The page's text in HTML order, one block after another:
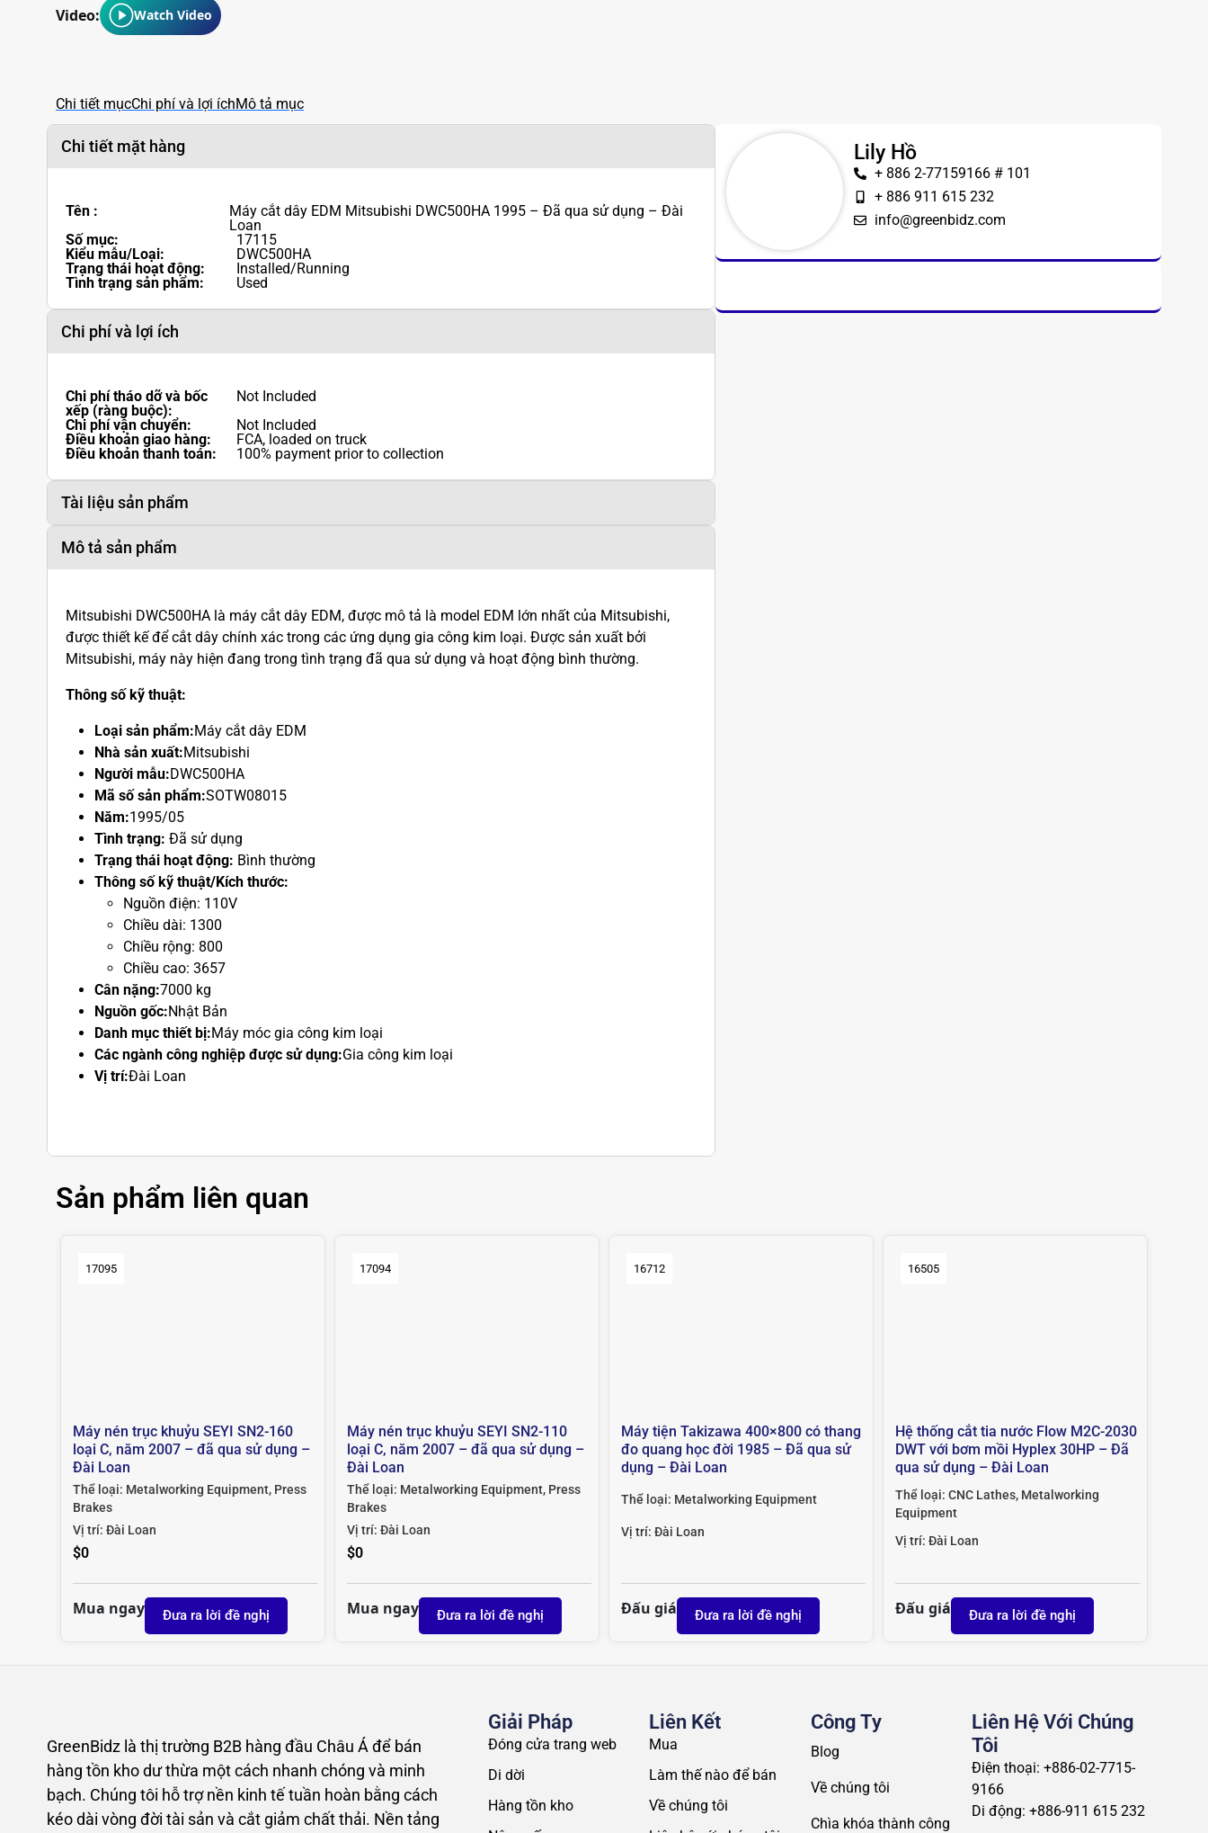
Video:
Watch Video
Chi tiết mụcChi phí và lợi íchMô tả mục
Chi tiết mặt hàng
Tên :
Máy cắt dây EDM Mitsubishi DWC500HA 1995 – Đã qua sử dụng – Đài
Loan
Số mục:
17115
Kiểu mẫu/Loại:
DWC500HA
Trạng thái hoạt động:
Installed/Running
Tình trạng sản phẩm:
Used
Chi phí và lợi ích
Chi phí tháo dỡ và bốc
xếp (ràng buộc):
Not Included
Chi phí vận chuyển:
Not Included
Điều khoản giao hàng:
FCA, loaded on truck
Điều khoản thanh toán:
100% payment prior to collection
Tài liệu sản phẩm
Mô tả sản phẩm
Mitsubishi DWC500HA là máy cắt dây EDM, được mô tả là model EDM lớn nhất của Mitsubishi,
được thiết kế để cắt dây chính xác trong các ứng dụng gia công kim loại. Được sản xuất bởi
Mitsubishi, máy này hiện đang trong tình trạng đã qua sử dụng và hoạt động bình thường.
Thông số kỹ thuật:
Loại sản phẩm:Máy cắt dây EDM
Nhà sản xuất:Mitsubishi
Người mẫu:DWC500HA
Mã số sản phẩm:SOTW08015
Năm:1995/05
Tình trạng: Đã sử dụng
Trạng thái hoạt động: Bình thường
Thông số kỹ thuật/Kích thước:
Nguồn điện: 110V
Chiều dài: 1300
Chiều rộng: 800
Chiều cao: 3657
Cân nặng:7000 kg
Nguồn gốc:Nhật Bản
Danh mục thiết bị:Máy móc gia công kim loại
Các ngành công nghiệp được sử dụng:Gia công kim loại
Vị trí:Đài Loan
Lily Hồ
+ 886 2-77159166 # 101
+ 886 911 615 232
info@greenbidz.com
Sản phẩm liên quan
17095
Máy nén trục khuỷu SEYI SN2-160
loại C, năm 2007 – đã qua sử dụng –
Đài Loan
Thể loại: Metalworking Equipment, Press
Brakes
Vị trí: Đài Loan
$0
Mua ngay Đưa ra lời đề nghị
17094
Máy nén trục khuỷu SEYI SN2-110
loại C, năm 2007 – đã qua sử dụng –
Đài Loan
Thể loại: Metalworking Equipment, Press
Brakes
Vị trí: Đài Loan
$0
Mua ngay Đưa ra lời đề nghị
16712
Máy tiện Takizawa 400×800 có thang
đo quang học đời 1985 – Đã qua sử
dụng – Đài Loan
Thể loại: Metalworking Equipment
Vị trí: Đài Loan
Đấu giá Đưa ra lời đề nghị
16505
Hệ thống cắt tia nước Flow M2C-2030
DWT với bơm mồi Hyplex 30HP – Đã
qua sử dụng – Đài Loan
Thể loại: CNC Lathes, Metalworking
Equipment
Vị trí: Đài Loan
Đấu giá Đưa ra lời đề nghị
GreenBidz là thị trường B2B hàng đầu Châu Á để bán
hàng tồn kho dư thừa một cách nhanh chóng và minh
bạch. Chúng tôi hỗ trợ nền kinh tế tuần hoàn bằng cách
kéo dài vòng đời tài sản và cắt giảm chất thải. Nền tảng
Giải Pháp
Đóng cửa trang web
Di dời
Hàng tồn kho
Liên Kết
Mua
Làm thế nào để bán
Về chúng tôi
Công Ty
Blog
Về chúng tôi
Chìa khóa thành công
Liên Hệ Với Chúng
Tôi
Điện thoại: +886-02-7715-
9166
Di động: +886-911 615 232